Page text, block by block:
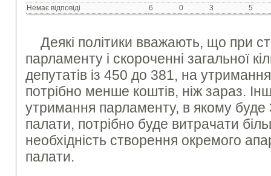
Немає відповіді
6 0 3 5
Деякі політики вважають, що при
парламенту і скороченні загальної
депутатів із 450 до 381, на
потрібно менше коштів, ніж зараз.
утримання парламенту, в якому буде
палати, потрібно буде витрачати
необхідність створення окремого
палати.